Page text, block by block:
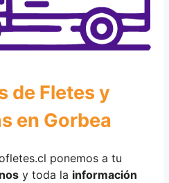
de Fletes y
en Gorbea
ponemos a tu
y toda la información